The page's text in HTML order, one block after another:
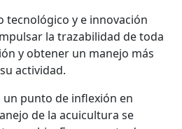
tecnológico y e innovación
la trazabilidad de toda
y obtener un manejo más
actividad.
un punto de inflexión en
de la acuicultura se